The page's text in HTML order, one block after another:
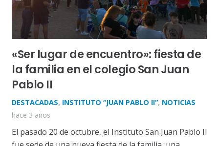
«Ser lugar de encuentro»: fiesta de
la familia en el colegio San Juan
Pablo II
DESTACADAS, INSTITUTO “JUAN PABLO II”, NOTICIAS
hace 3 años
El pasado 20 de octubre, el Instituto San Juan Pablo II